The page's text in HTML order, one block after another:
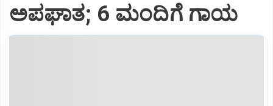
ಅಪಘಾತ; 6 ಮಂದಿಗೆ ಗಾಯ